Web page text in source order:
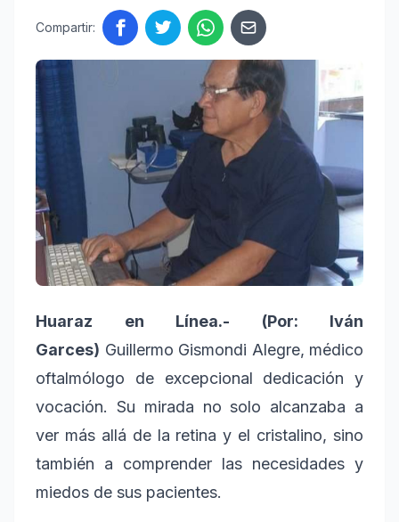
Compartir:
Huaraz en Línea.- (Por: Iván
Garces) Guillermo Gismondi Alegre, médico
oftalmólogo de excepcional dedicación y
vocación. Su mirada no solo alcanzaba a
ver más allá de la retina y el cristalino, sino
también a comprender las necesidades y
miedos de sus pacientes.